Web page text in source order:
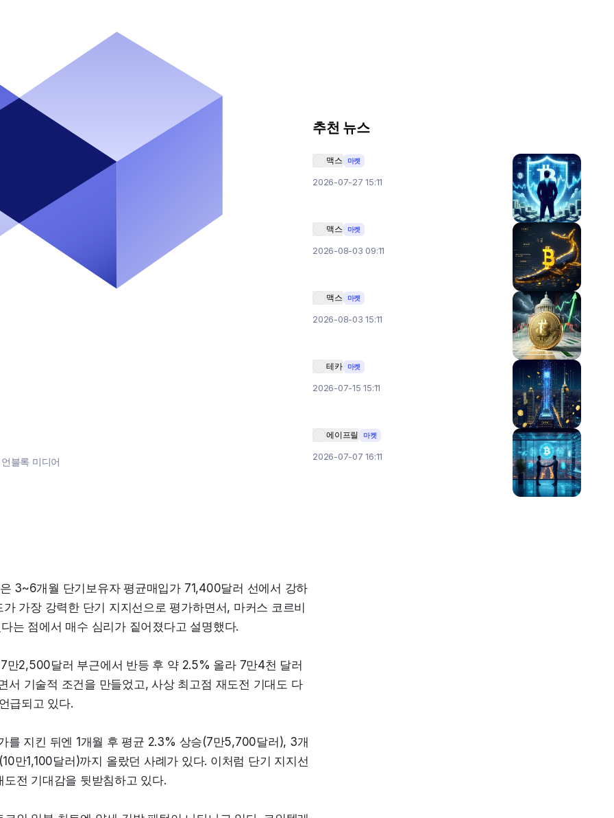
언블록 미디어
3~6개월 단기보유자 평균매입가 71,400달러 선에서 강하
가장 강력한 단기 지지선으로 평가하면서, 마커스 코르비
는 점에서 매수 심리가 짙어졌다고 설명했다.
2,500달러 부근에서 반등 후 약 2.5% 올라 7만4천 달러
서 기술적 조건을 만들었고, 사상 최고점 재도전 기대도 다
급되고 있다.
를 지킨 뒤엔 1개월 후 평균 2.3% 상승(7만5,700달러), 3개
만1,100달러)까지 올랐던 사례가 있다. 이처럼 단기 지지선
전 기대감을 뒷받침하고 있다.
추천 뉴스
맥스 마켓
2026-07-27 15:11
맥스 마켓
2026-08-03 09:11
맥스 마켓
2026-08-03 15:11
테카 마켓
2026-07-15 15:11
에이프릴 마켓
2026-07-07 16:11